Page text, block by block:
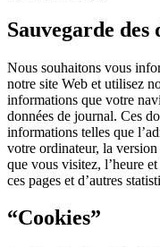
Sauvegarde des
Nous souhaitons vous
notre site Web et utilisez
informations que votre
données de journal. Ces
informations telles que
votre ordinateur, la
que vous visitez, l’heure
ces pages et d’autres
“Cookies”